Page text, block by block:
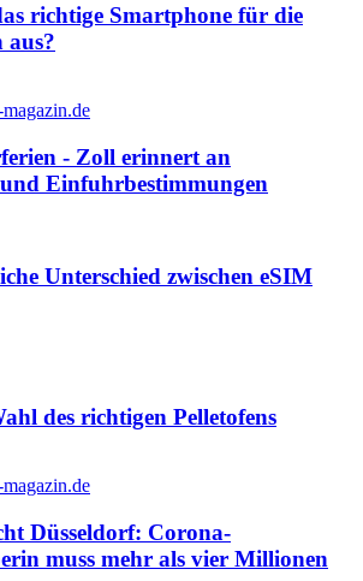
richtige Smartphone für die
- Zoll erinnert an
Einfuhrbestimmungen
Unterschied zwischen eSIM
des richtigen Pelletofens
Düsseldorf: Corona-
muss mehr als vier Millionen